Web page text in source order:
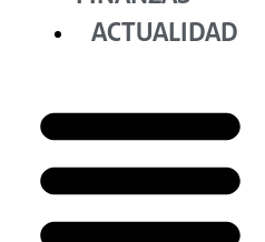
ACTUALIDAD